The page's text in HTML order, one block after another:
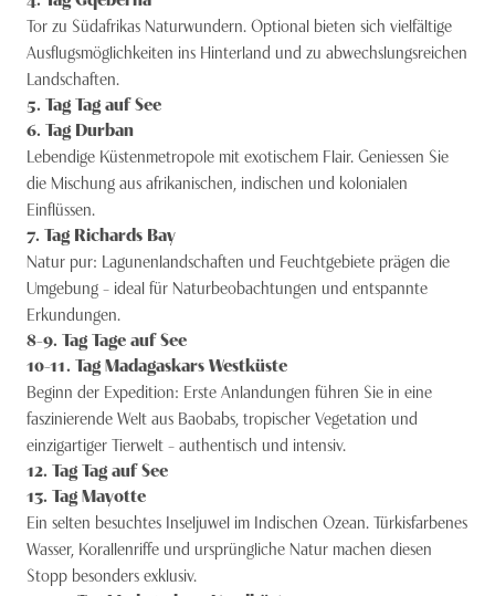
Tor zu Südafrikas Naturwundern. Optional bieten sich vielfältige
Ausflugsmöglichkeiten ins Hinterland und zu abwechslungsreichen
Landschaften.
5. TagTag auf See
6. Tag Durban
Lebendige Küstenmetropole mit exotischem Flair. Geniessen Sie
die Mischung aus afrikanischen, indischen und kolonialen
Einflüssen.
7. Tag Richards Bay
Natur pur: Lagunenlandschaften und Feuchtgebiete prägen die
Umgebung – ideal für Naturbeobachtungen und entspannte
Erkundungen.
8-9. TagTage auf See
10-11. TagMadagaskars Westküste
Beginn der Expedition: Erste Anlandungen führen Sie in eine
faszinierende Welt aus Baobabs, tropischer Vegetation und
einzigartiger Tierwelt – authentisch und intensiv.
12. TagTag auf See
13. TagMayotte
Ein selten besuchtes Inseljuwel im Indischen Ozean. Türkisfarbenes
Wasser, Korallenriffe und ursprüngliche Natur machen diesen
Stopp besonders exklusiv.